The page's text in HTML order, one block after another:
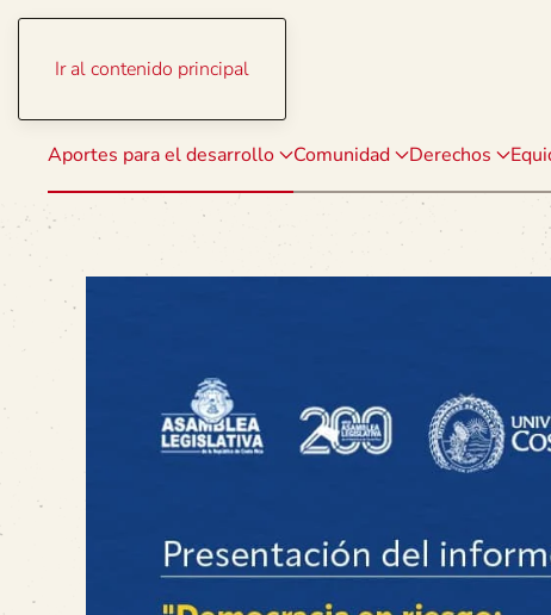
Ir al contenido principal
Aportes para el desarrollo Comunidad Derechos